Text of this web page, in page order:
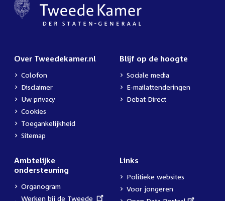
Over Tweedekamer.nl
Colofon
Disclaimer
Uw privacy
Cookies
Toegankelijkheid
Sitemap
Blijf op de hoogte
Sociale media
E-mailattenderingen
Debat Direct
Ambtelijke
ondersteuning
Organogram
External
Werken bij de Tweede
Links
Politieke websites
Voor jongeren